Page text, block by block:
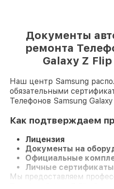
Документы
ремонта
Galaxy Z
Наш центр Samsung
обязательными
Телефонов Samsung
Как подтверждаем
Лицензия
Документы на
Официальные
Личные
Мы предоставляем